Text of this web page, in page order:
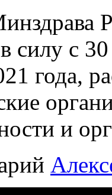
силу с
года,
и